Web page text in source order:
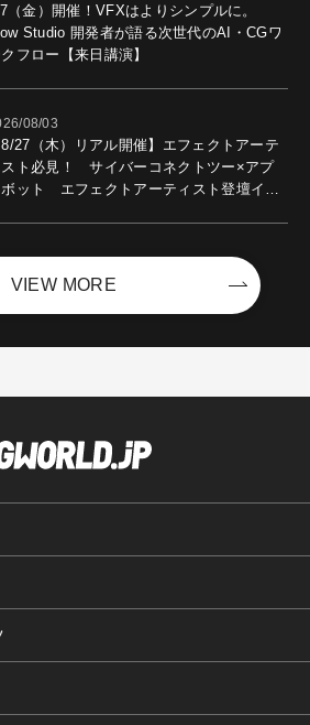
（金）開催！VFXはよりシンプルに。
Studio 開発者が語る次世代のAI・CGワ
フロー【来日講演】
08/03
8/27（木）リアル開催】エフェクトアーテ
スト必見！ サイバーコネクトツー×アプ
ボット エフェクトアーティスト登壇イベ
VIEW MORE